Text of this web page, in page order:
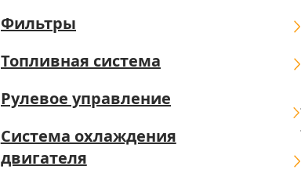
Фильтры
Топливная система
Рулевое управление
Система охлаждения
двигателя